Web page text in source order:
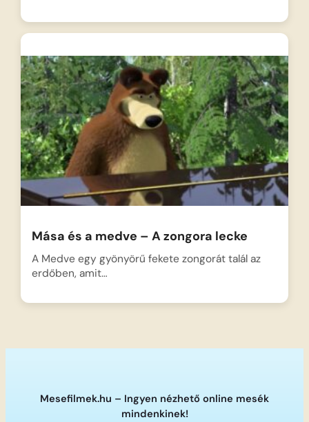
Mása és a medve – A zongora lecke
A Medve egy gyönyörű fekete zongorát talál az
erdőben, amit…
Mesefilmek.hu – Ingyen nézhető online mesék
mindenkinek!